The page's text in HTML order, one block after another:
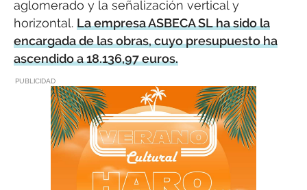
aglomerado y la señalización vertical y
horizontal. La empresa ASBECA SL ha sido la
encargada de las obras, cuyo presupuesto ha
ascendido a 18.136,97 euros.
PUBLICIDAD